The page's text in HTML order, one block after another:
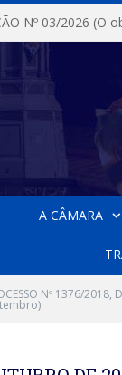
A CÂMARA
Nº 1376/